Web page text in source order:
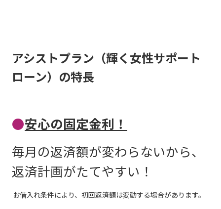
アシストプラン（輝く女性サポート
ローン）の特長
●安心の固定金利！
毎月の返済額が変わらないから、
返済計画がたてやすい！
お借入れ条件により、初回返済額は変動する場合があります。